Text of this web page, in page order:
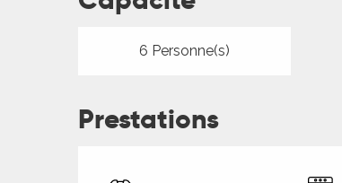
6 Personne(s)
Prestations